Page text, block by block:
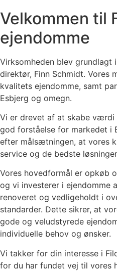
Velkommen til
ejendomme
Virksomheden blev grundlagt
direktør, Finn Schmidt. Vores
kvalitets ejendomme, samt
Esbjerg og omegn.
Vi er drevet af at skabe værdi
god forståelse for markedet i
efter målsætningen, at vores
service og de bedste
Vores hovedformål er opkøb
og vi investerer i ejendomme
renoveret og vedligeholdt i
standarder. Dette sikrer, at
gode og veludstyrede
individuelle behov og ønsker.
Vi takker for din interesse i
for du har fundet vej til vores